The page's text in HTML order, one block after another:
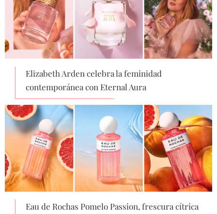
Elizabeth Arden celebra la feminidad
contemporánea con Eternal Aura
Eau de Rochas Pomelo Passion, frescura cítrica